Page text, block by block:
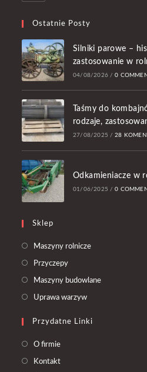
Ostatnie Posty
Silniki parowe –
zastosowanie w
04/08/2026 / 0
Taśmy do
rodzaje,
27/08/2025 / 28
Odkamieniacze w
01/06/2025 / 0
Sklep
Maszyny rolniczeOpens
PrzyczepyOpens
in
tab
Maszyny budowlaneOpens
Uprawa warzywOpens
a
Przydatne Linki
O firmie
Kontakt